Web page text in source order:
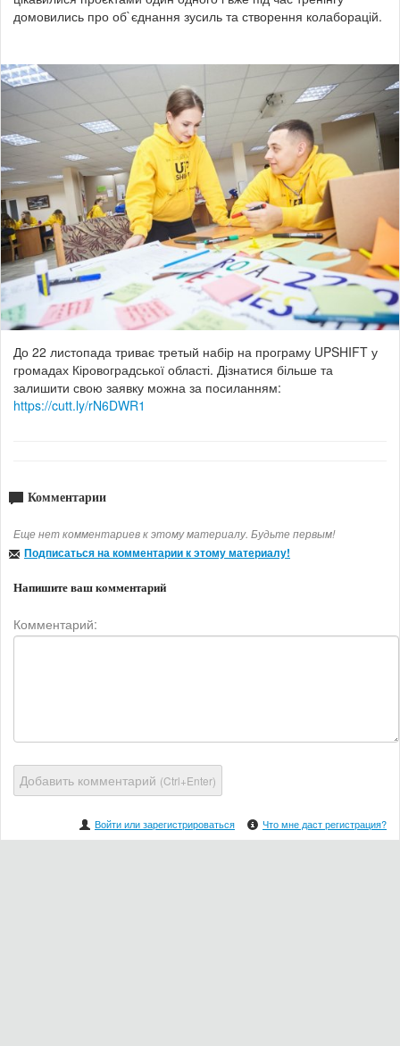
домовились про об`єднання зусиль та створення колаборацій.
До 22 листопада триває третый набір на програму UPSHIFT у
громадах Кіровоградської області. Дізнатися більше та
залишити свою заявку можна за посиланням:
https://cutt.ly/rN6DWR1
Комментарии
Еще нет комментариев к этому материалу. Будьте первым!
Подписаться на комментарии к этому материалу!
Напишите ваш комментарий
Комментарий:
Добавить комментарий (Ctrl+Enter)
Войти или зарегистрироваться Что мне даст регистрация?